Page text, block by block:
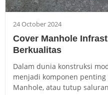
24 October 2024
Cover Manhole
Berkualitas
Dalam dunia konstruksi
menjadi komponen
Manhole, atau tutup